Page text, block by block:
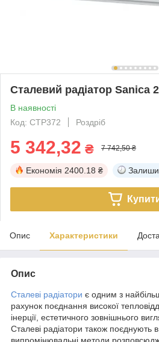
Сталевий радіатор Sanica
В наявності
Код: СТР372
Роздріб
5 342,32 ₴ 7 742,50 ₴
Економія 2400.18 ₴
Опис Характеристики
Опис
Сталеві радіатори є одним з
рахунок поєднання високої
інерції, естетичного зовнішнього
Сталеві радіатори також поєднують в
випромінювальні методи